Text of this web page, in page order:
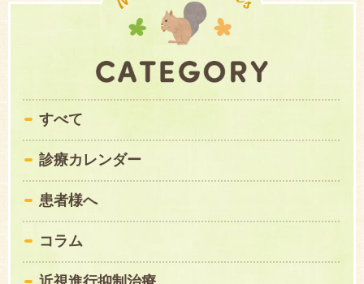
すべて
診療カレンダー
患者様へ
コラム